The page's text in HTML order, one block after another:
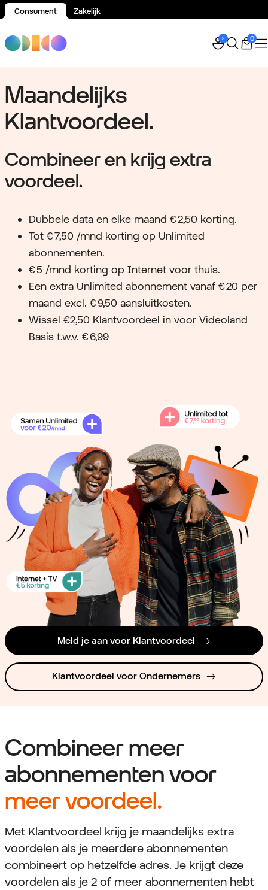
Consument Zakelijk
0
Maandelijks
Klantvoordeel.
Combineer en krijg extra
voordeel.
Dubbele data en elke maand € 2,50 korting.
Tot € 7,50 /mnd korting op Unlimited
abonnementen.
€ 5 /mnd korting op Internet voor thuis.
Een extra Unlimited abonnement vanaf € 20 per
maand excl. € 9,50 aansluitkosten.
Wissel €2,50 Klantvoordeel in voor Videoland
Basis t.w.v. € 6,99
Meld je aan voor Klantvoordeel
Klantvoordeel voor Ondernemers
Combineer meer
abonnementen voor
meer voordeel.
Met Klantvoordeel krijg je maandelijks extra
voordelen als je meerdere abonnementen
combineert op hetzelfde adres. Je krijgt deze
voordelen als je 2 of meer abonnementen hebt